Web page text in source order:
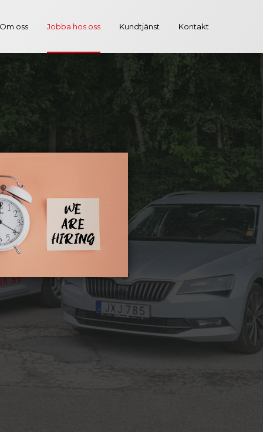
Om oss Jobba hos oss Kundtjänst Kontakt